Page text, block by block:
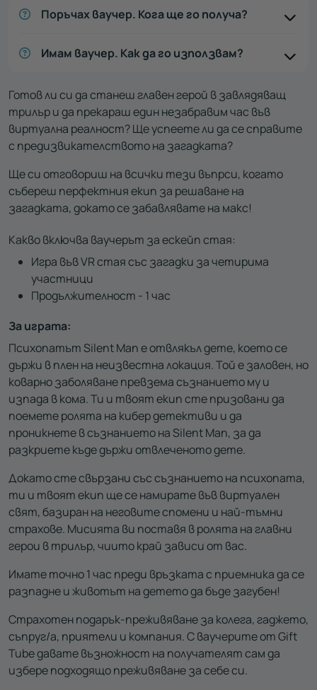
Поръчах ваучер. Кога ще го получа?
Имам ваучер. Как да го използвам?
Готов ли си да станеш главен герой в завлядяващ
трилър и да прекараш един незабравим час във
виртуална реалност? Ще успеете ли да се справите
с предизвикателството на загадката?
Ще си отговориш на всички тези въпрси, когато
събереш перфектния екип за решаване на
загадката, докато се забавлявате на макс!
Какво включва ваучерът за ескейп стая:
Игра във VR стая със загадки за четирима
участници
Продължителност - 1 час
За играта:
Психопатът Silent Man е отвлякъл дете, което се
държи в плен на неизвестна локация. Той е заловен, но
коварно заболяване превзема съзнанието му и
изпада в кома. Ти и твоят екип сте призовани да
поемете ролята на кибер детективи и да
проникнете в съзнанието на Silent Man, за да
разкриете къде държи отвлеченото дете.
Докато сте свързани със съзнанието на психопата,
ти и твоят екип ще се намирате във виртуален
свят, базиран на неговите спомени и най-тъмни
страхове. Мисията ви поставя в ролята на главни
герои в трилър, чиито край зависи от вас.
Имате точно 1 час преди връзката с приемника да се
разпадне и животът на детето да бъде загубен!
Страхотен подарък-преживяване за колега, гаджето,
съпруг/а, приятели и компания. С ваучерите от Gift
Tube давате възножност на получателят сам да
избере подходящо преживяване за себе си.